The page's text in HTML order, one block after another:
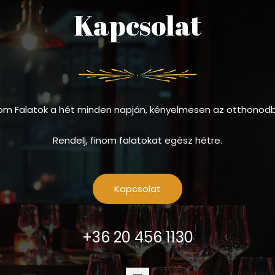
Kapcsolat
Falatok a hét minden napján, kényelmesen az
Rendelj, finom falatokat egész hétre.
Kapcsolat
+36 20 456 1130